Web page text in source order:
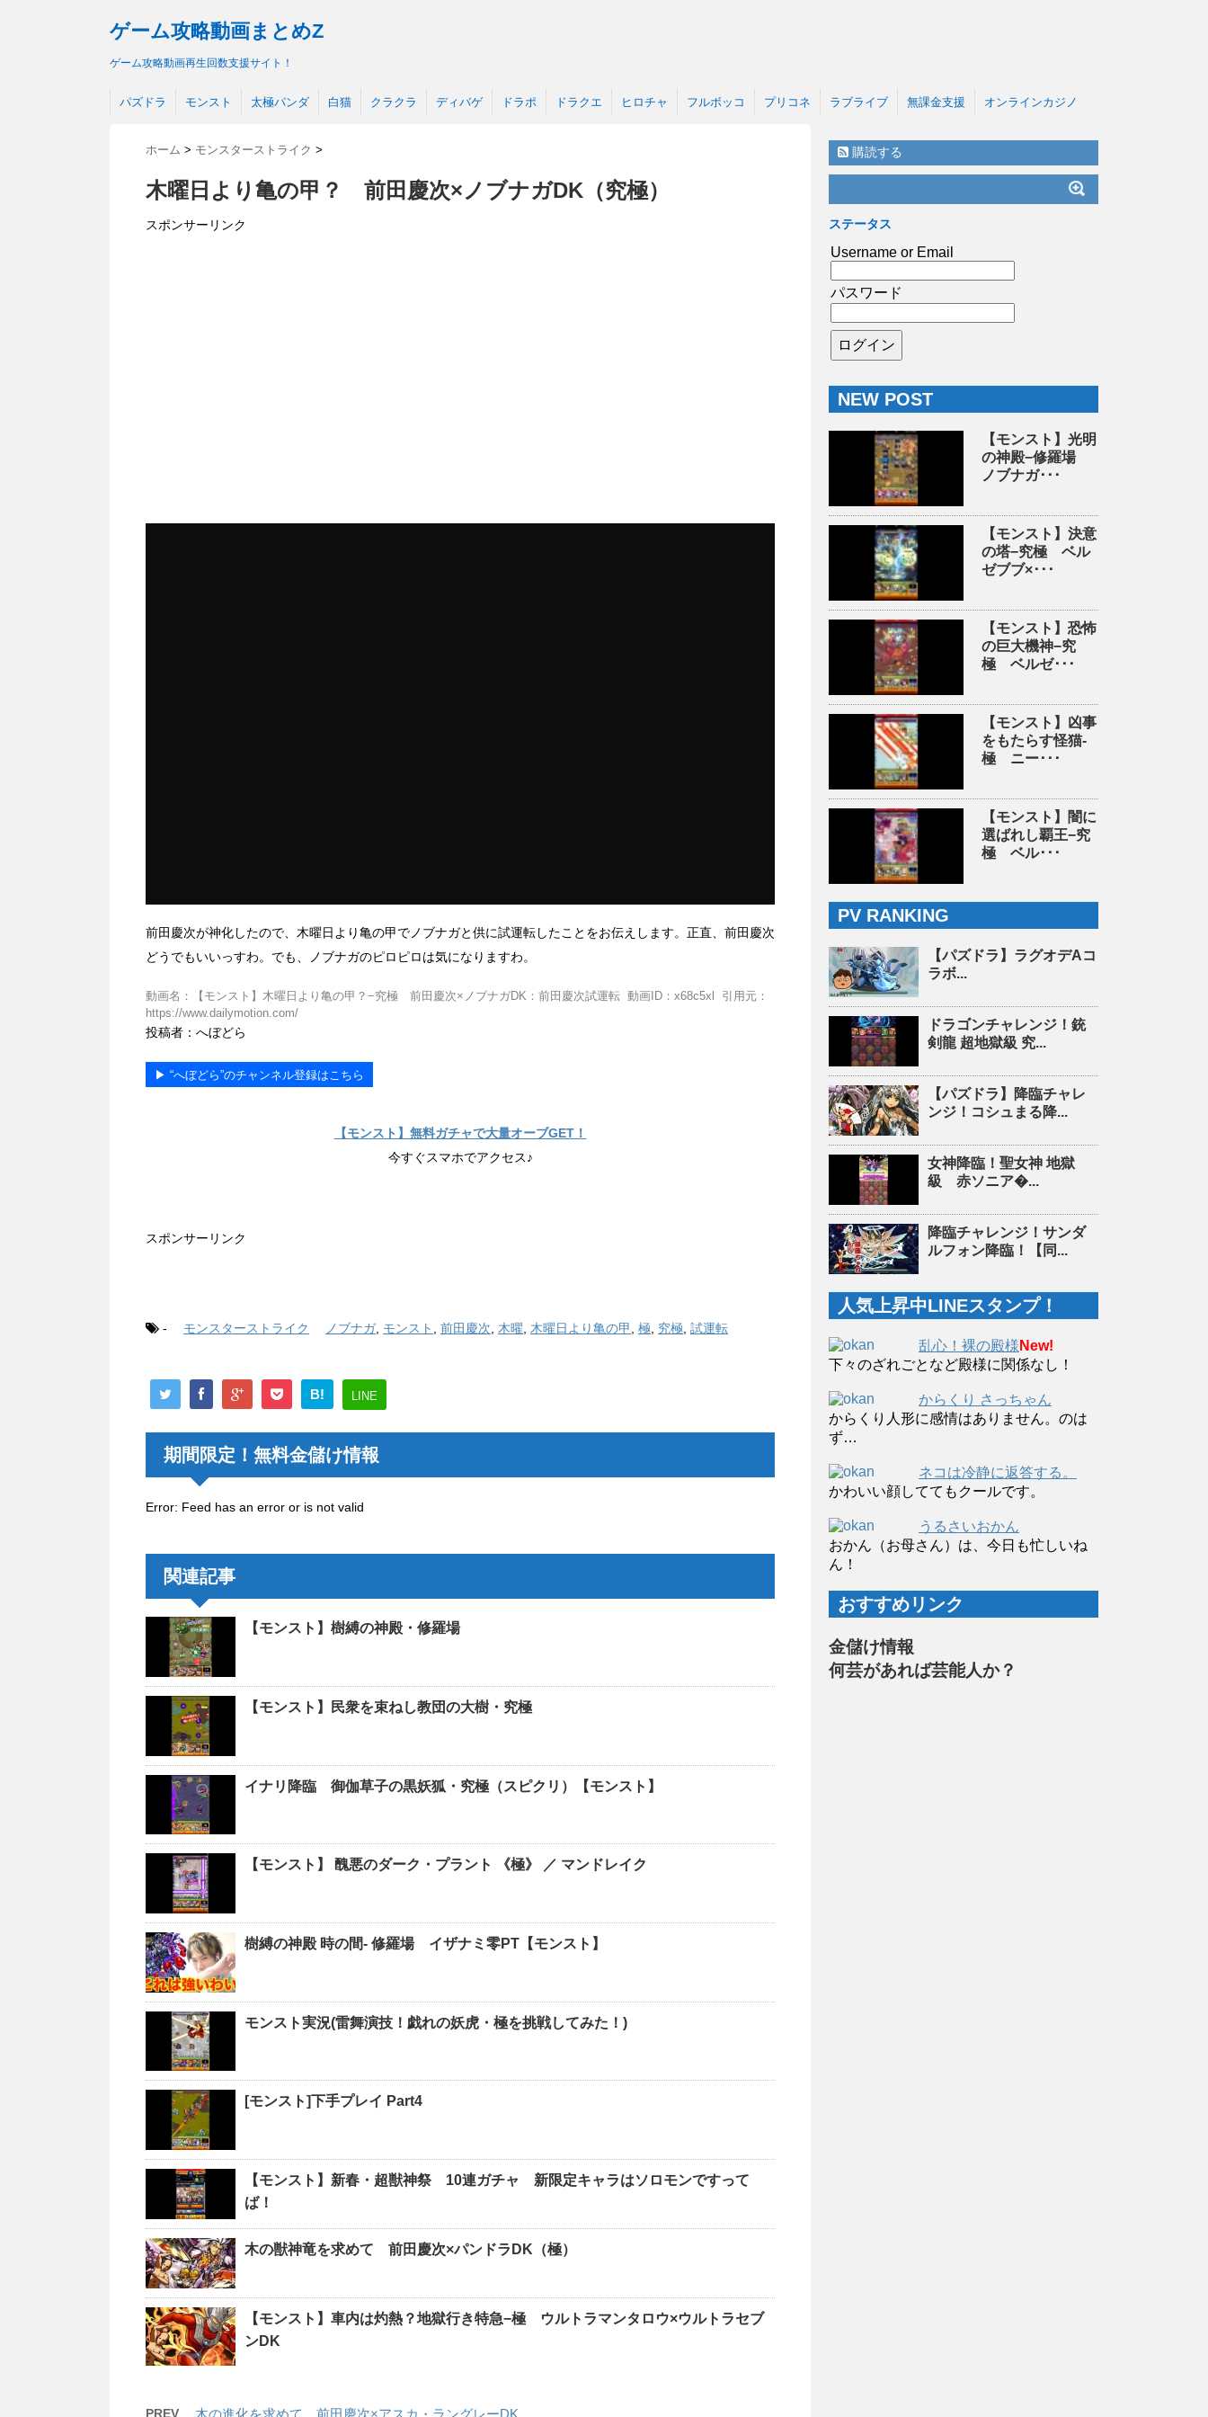
ゲーム攻略動画まとめZ
ゲーム攻略動画再生回数支援サイト！
パズドラ モンスト 太極パンダ 白猫 クラクラ ディバゲ ドラポ ドラクエ ヒロチャ フルボッコ プリコネ ラブライブ 無課金支援 オンラインカジノ
ホーム > モンスターストライク >
木曜日より亀の甲？ 前田慶次×ノブナガDK（究極）
スポンサーリンク
前田慶次が神化したので、木曜日より亀の甲でノブナガと供に試運転したことをお伝えします。正直、前田慶次
どうでもいいっすわ。でも、ノブナガのピロピロは気になりますわ。
動画名：【モンスト】木曜日より亀の甲？−究極 前田慶次×ノブナガDK：前田慶次試運転 動画ID：x68c5xl 引用元：
https://www.dailymotion.com/
投稿者：へぼどら
▶︎ “へぼどら”のチャンネル登録はこちら
【モンスト】無料ガチャで大量オーブGET！
今すぐスマホでアクセス♪
スポンサーリンク
- モンスターストライク ノブナガ, モンスト 前田慶次 木曜 木曜日より亀の甲 極 究極 試運転
B! LINE
期間限定！無料金儲け情報
Error: Feed has an error or is not valid
関連記事
【モンスト】樹縛の神殿・修羅場
【モンスト】民衆を束ねし教団の大樹・究極
イナリ降臨 御伽草子の黒妖狐・究極（スピクリ）【モンスト】
【モンスト】 醜悪のダーク・プラント 《極》 ／ マンドレイク
樹縛の神殿 時の間- 修羅場 イザナミ零PT【モンスト】
モンスト実況(雷舞演技！戯れの妖虎・極を挑戦してみた！)
[モンスト]下手プレイ Part4
【モンスト】新春・超獣神祭 10連ガチャ 新限定キャラはソロモンですって
ば！
木の獣神竜を求めて 前田慶次×パンドラDK（極）
【モンスト】車内は灼熱？地獄行き特急−極 ウルトラマンタロウ×ウルトラセブ
ンDK
PREV
購読する
ステータス
Username or Email
パスワード
NEW POST
【モンスト】光明
の神殿−修羅場
ノブナガ･･･
【モンスト】決意
の塔−究極 ベル
ゼブブ×･･･
【モンスト】恐怖
の巨大機神−究
極 ベルゼ･･･
【モンスト】凶事
をもたらす怪猫-
極 ニー･･･
【モンスト】闇に
選ばれし覇王−究
極 ベル･･･
PV RANKING
【パズドラ】ラグオデAコ
ラボ...
ドラゴンチャレンジ！銃
剣龍 超地獄級 究...
【パズドラ】降臨チャレ
ンジ！コシュまる降...
女神降臨！聖女神 地獄
級 赤ソニア�...
降臨チャレンジ！サンダ
ルフォン降臨！【同...
人気上昇中LINEスタンプ！
乱心！裸の殿様 New!
下々のざれごとなど殿様に関係なし！
からくり さっちゃん
からくり人形に感情はありません。のは
ず…
ネコは冷静に返答する。
かわいい顔しててもクールです。
うるさいおかん
おかん（お母さん）は、今日も忙しいね
ん！
おすすめリンク
金儲け情報
何芸があれば芸能人か？